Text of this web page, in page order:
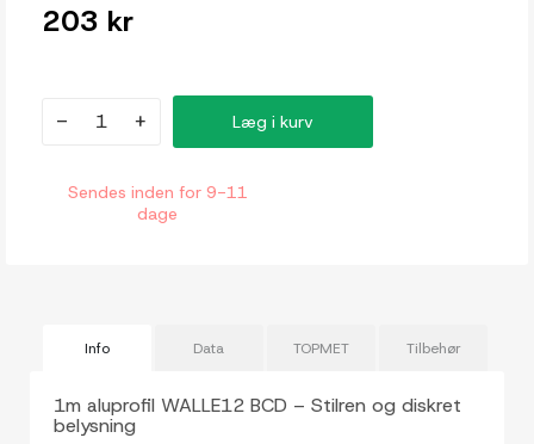
203 kr
- + Læg i kurv
Sendes inden for 9-11
dage
Info Data TOPMET Tilbehør
1m aluprofil WALLE12 BCD – Stilren og diskret
belysning